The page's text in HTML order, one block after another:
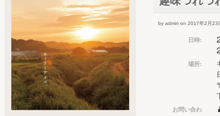
by admin on 2017年2月23
日時:
場所:
お問い合わ